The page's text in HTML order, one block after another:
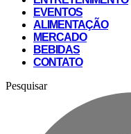
EVENTOS
ALIMENTAÇÃO
MERCADO
BEBIDAS
CONTATO
Pesquisar